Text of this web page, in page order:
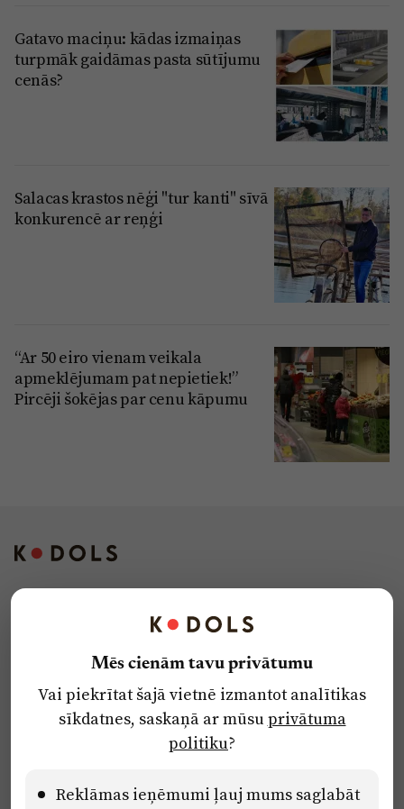
Gatavo maciņu: kādas izmaiņas
turpmāk gaidāmas pasta sūtījumu
cenās?
Salacas krastos nēģi "tur kanti" sīvā
konkurencē ar reņģi
“Ar 50 eiro vienam veikala
apmeklējumam pat nepietiek!”
Pircēji šokējas par cenu kāpumu
Privātuma politika
Ētikas kodekss
Pārredzamības paziņojumi
Mēs cienām tavu privātumu
Vai piekrītat šajā vietnē izmantot analītikas
sīkdatnes, saskaņā ar mūsuprivātuma
politiku?
Reklāmas ieņēmumi ļauj mums saglabāt